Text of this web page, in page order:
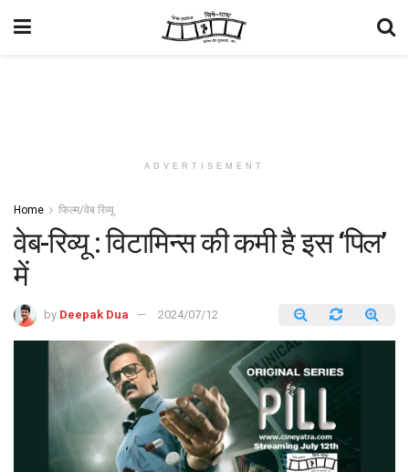
ADVERTISEMENT
Home फिल्म/वेब रिव्यू
वेब-रिव्यू : विटामिन्स की कमी है इस ‘पिल’
में
by Deepak Dua 2024/07/12